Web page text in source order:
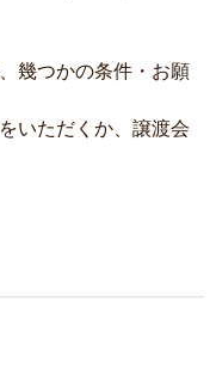
幾つかの条件・お願
いただくか、譲渡会